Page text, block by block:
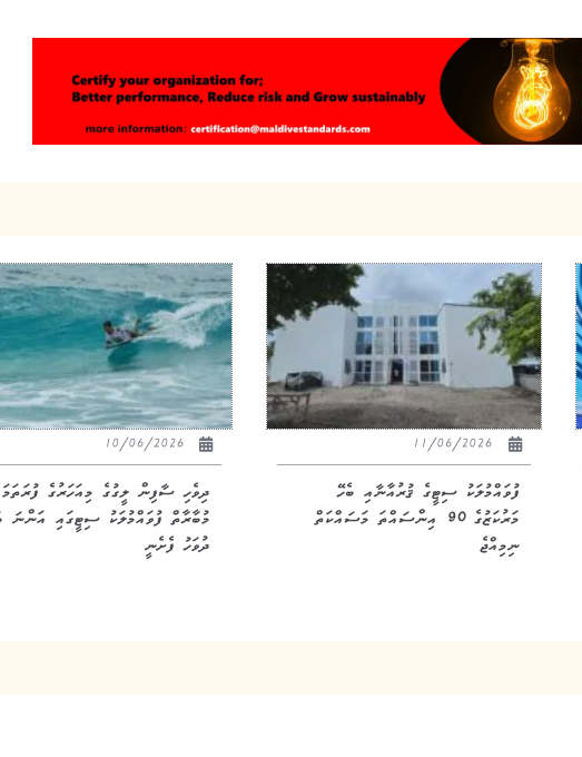
ފުވައްމުލަކު ސިޓީގެ ޤުރުއާނާއި ބެހޭ
މަރުކަޒުގެ 90 އިންސައްތަ މަސައްކަތް
ނިމިއްޖެ
10/06/2026
ދިވެހި ސާފިން ލީގުގެ މިއަހަރުގެ ފުރަތަމަ
މުބާރާތް ފުވައްމުލަކު ސިޓީގައި އަންނަ
ދުވަހު ފެށެނީ